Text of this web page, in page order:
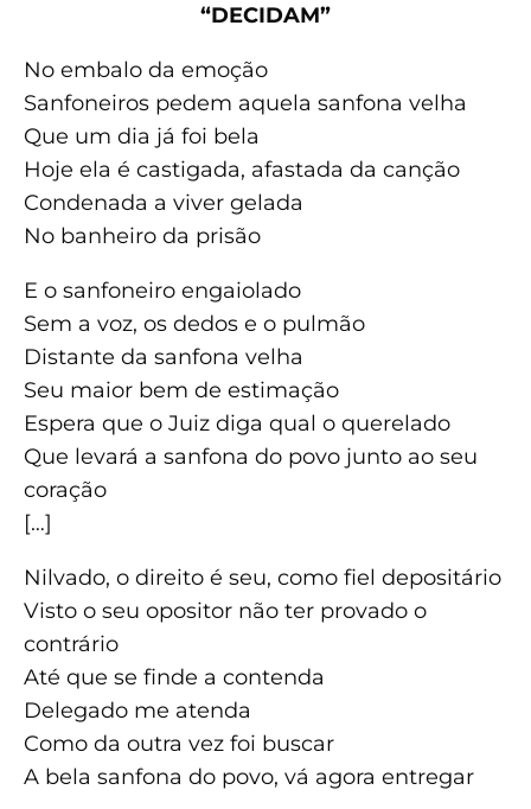
“DECIDAM”
No embalo da emoção
Sanfoneiros pedem aquela sanfona velha
Que um dia já foi bela
Hoje ela é castigada, afastada da canção
Condenada a viver gelada
No banheiro da prisão
E o sanfoneiro engaiolado
Sem a voz, os dedos e o pulmão
Distante da sanfona velha
Seu maior bem de estimação
Espera que o Juiz diga qual o querelado
Que levará a sanfona do povo junto ao seu
coração
[…]
Nilvado, o direito é seu, como fiel depositário
Visto o seu opositor não ter provado o
contrário
Até que se finde a contenda
Delegado me atenda
Como da outra vez foi buscar
A bela sanfona do povo, vá agora entregar